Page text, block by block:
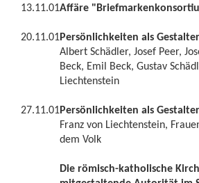
13.11.01Affäre
20.11.01Persönlichkeiten als
Albert Schädler, Josef Peer,
Beck, Emil Beck, Gustav
Liechtenstein
27.11.01Persönlichkeiten als
Franz von Liechtenstein,
dem Volk
Die römisch-katholische